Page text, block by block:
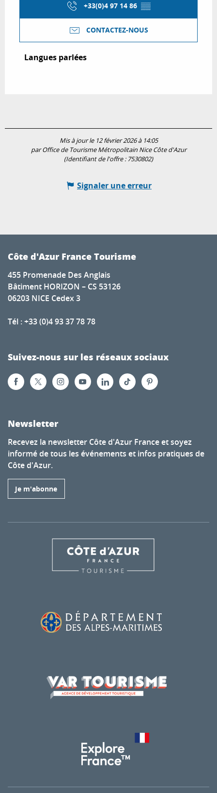
+33(0)4 97 14 86 ▒▒
CONTACTEZ-NOUS
Langues parlées
Langues parlées
Mis à jour le 12 février 2026 à 14:05
par Office de Tourisme Métropolitain Nice Côte d'Azur
(Identifiant de l'offre : 7530802)
Signaler une erreur
Côte d'Azur France Tourisme
455 Promenade Des Anglais
Bâtiment HORIZON – CS 53126
06203 NICE Cedex 3
Tél : +33 (0)4 93 37 78 78
Suivez-nous sur les réseaux sociaux
Newsletter
Recevez la newsletter Côte d'Azur France et soyez
informé de tous les événements et infos pratiques de
Côte d'Azur.
Je m'abonne